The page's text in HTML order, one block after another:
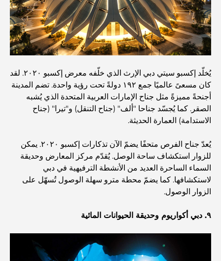
أغلى سيارات مرسيدس التي تم تصنيعها على الإطلاق
رحلة سفاري فاخرة ليلية في دبي: ملاذ فاخر
مطاعم الوصل: أشهر أماكن تناول الطعام في دبي
أنشطة يمكنك القيام بها مع الأطفال في دبي: دليل عائلي شامل
يُخلّد إكسبو سيتي دبي الإرث الذي خلّفه معرض إكسبو ٢٠٢٠. لقد
كان مسعىً عالميًا جمع ١٩٢ دولةً تحت رؤية واحدة. تضم المدينة
أجنحةً مميزةً مثل جناح الإمارات العربية المتحدة الذي يُشبه
الصقر. كما يُجسّد جناحا "ألف" (جناح التنقل) و"تيرا" (جناح
الاستدامة) العمارة الحديثة.
يُعدّ جناح الفرص متحفًا يضمّ الآن تذكارات إكسبو ٢٠٢٠. يمكن
للزوار استكشاف ساحة الوصل. يُقدّم مركز المعارض وحديقة
السماء الساحرة العديد من الأنشطة الترفيهية في دبي
لاستكشافها. كما يضمّ محطة مترو سهلة الوصول تُسهّل على
الزوار الوصول.
٩. دبي أكواريوم وحديقة الحيوانات المائية